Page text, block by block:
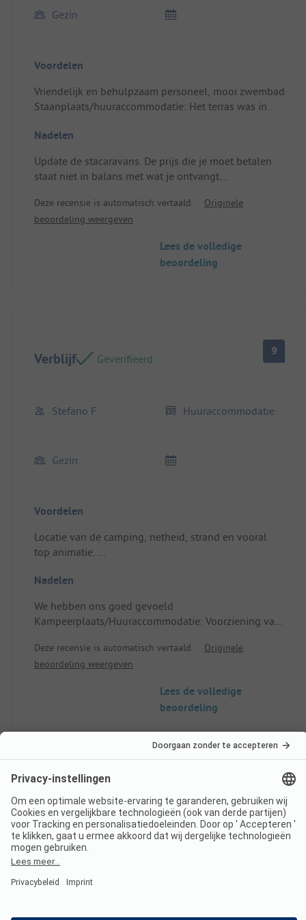
Gezin
Voordelen
Vriendelijk en behulpzaam personeel, mooi zwembad
Staanplaats/huuraccommodatie: Het terras was in
Nadelen
Update de stacaravans. De prijs die je moet betalen
staat niet in balans met wat je ontvangt.
klein dat deze slechts 5 minuten water had voor 4
personen. De keuken heeft veel meer spullen nodig
je kunt de douche bijvoorbeeld niet aan de muur
Deze recensie is automatisch vertaald.
Originele
beoordeling weergeven
Lees de volledige
beoordeling
Verblijf Geverifieerd
9
Stefano F Huuraccommodatie
Gezin
Voordelen
Locatie van de camping, netheid, strand en vooral
top animatie.
accommodatie
Nadelen
We hebben ons goed gevoeld
Kampeerplaats/Huuraccommodatie: Voorziening van
Deze recensie is automatisch vertaald.
Originele
beoordeling weergeven
Lees de volledige
beoordeling
Top Animatie Geverifieerd
8